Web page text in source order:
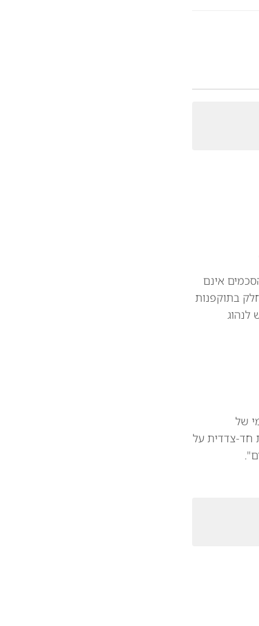
אינם
בתוקפנות
לנהוג
של
חד-צדדית על